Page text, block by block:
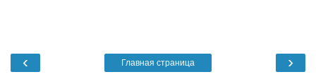
‹ ›
Главная страница